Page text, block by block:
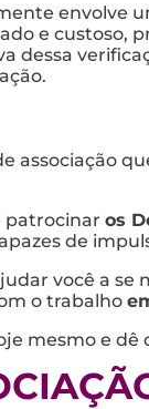
envolve
e
dessa
associação
patrocinar os
de
você a se
o trabalho
mesmo e dê